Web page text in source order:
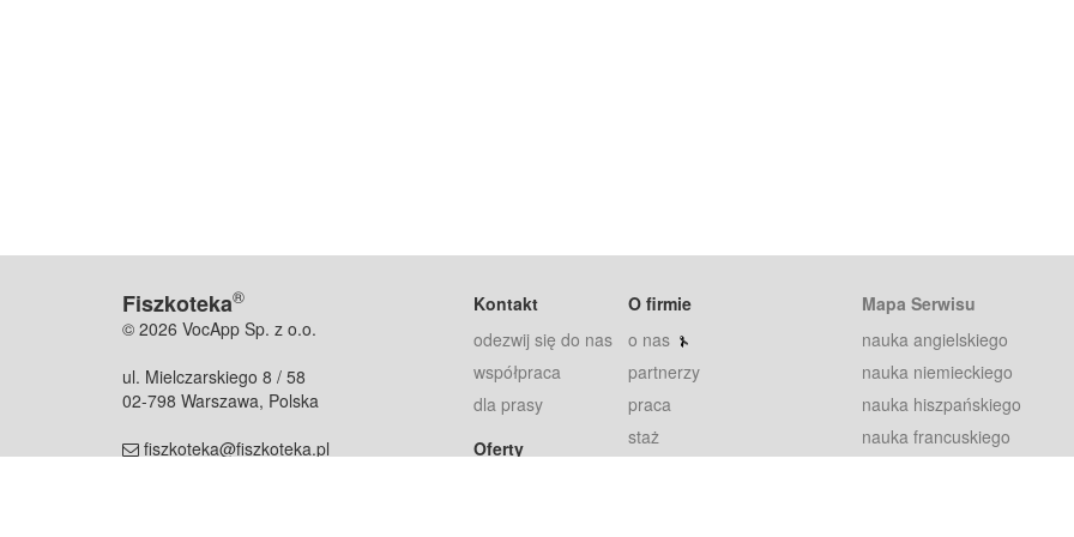
Fiszkoteka®
© 2026 VocApp Sp. z o.o.
ul. Mielczarskiego 8 / 58
02-798 Warszawa, Polska
fiszkoteka@fiszkoteka.pl
Kontakt
odezwij się do nas
współpraca
dla prasy
Oferty
O firmie
o nas
partnerzy
praca
staż
Mapa Serwisu
nauka angielskiego
nauka niemieckiego
nauka hiszpańskiego
nauka francuskiego